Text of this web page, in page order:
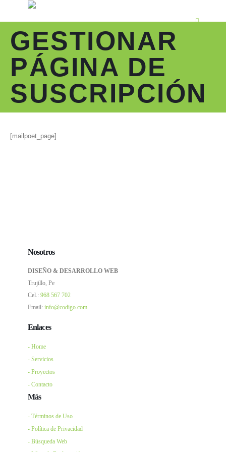
GESTIONAR
PÁGINA DE
SUSCRIPCIÓN
[mailpoet_page]
Nosotros
DISEÑO & DESARROLLO WEB
Trujillo, Pe
Cel.: 968 567 702
Email: info@codigo.com
Enlaces
- Home
- Servicios
- Proyectos
- Contacto
Más
- Términos de Uso
- Política de Privacidad
- Búsqueda Web